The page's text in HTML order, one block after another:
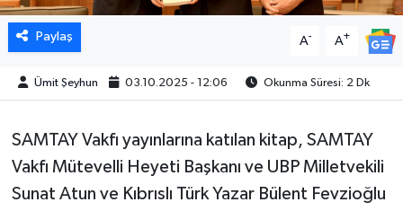
Paylaş A- A+
Ümit Şeyhun 03.10.2025 - 12:06 Okunma Süresi: 2 Dk
SAMTAY Vakfı yayınlarına katılan kitap, SAMTAY
Vakfı Mütevelli Heyeti Başkanı ve UBP Milletvekili
Sunat Atun ve Kıbrıslı Türk Yazar Bülent Fevzioğlu